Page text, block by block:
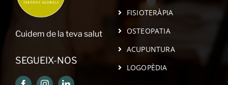
Cuidem de la teva salut
SEGUEIX-NOS
FISIOTERÀPIA
OSTEOPATIA
ACUPUNTURA
LOGOPÈDIA